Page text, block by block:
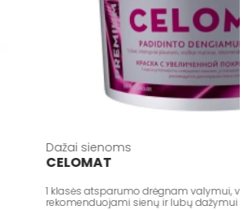
Dažai sienoms
CELOMAT
1 klasės atsparumo drėgnam valymui,
rekomenduojami sienų ir lubų dažymui